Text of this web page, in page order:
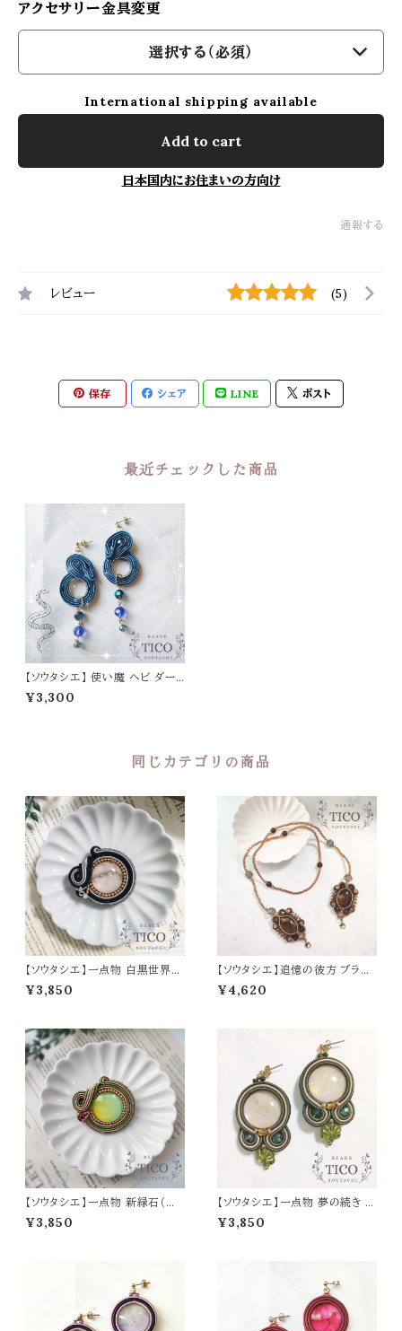
アクセサリー金具変更
選択する（必須）
International shipping available
Add to cart
日本国内にお住まいの方向け
通報する
レビュー (5)
保存 シェア LINE ポスト
最近チェックした商品
【ソウタシエ】 使い魔 ヘビ ダー
クブルー（ピアス/イヤリング）
¥3,300
同じカテゴリの商品
【ソウタシエ】一点物 白黒世界
灰色（ブローチ）
¥3,850
【ソウタシエ】追憶の彼方 ブラウ
ン 一点物 眼鏡コード/マスクス
トラップ
¥4,620
【ソウタシエ】一点物 新緑石（ブ
ローチ）
¥3,850
【ソウタシエ】一点物 夢の続き 緑
（ピアス/イヤリング）母の日 誕
生日 プレゼント
¥3,850